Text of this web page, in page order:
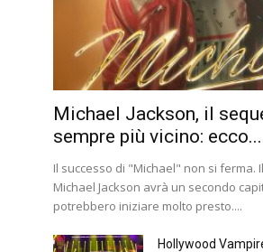
Michael Jackson, il
sempre più vicino: ecco...
Il successo di "Michael" non si ferma.
Michael Jackson avrà un secondo
potrebbero iniziare molto presto....
Hollywood